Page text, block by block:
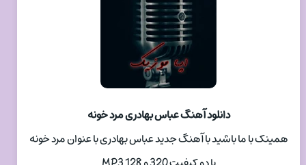
دانلود آهنگ عباس بهادری مرد خونه
همینک با ما باشید با آهنگ جدید عباس بهادری با عنوان مرد خونه